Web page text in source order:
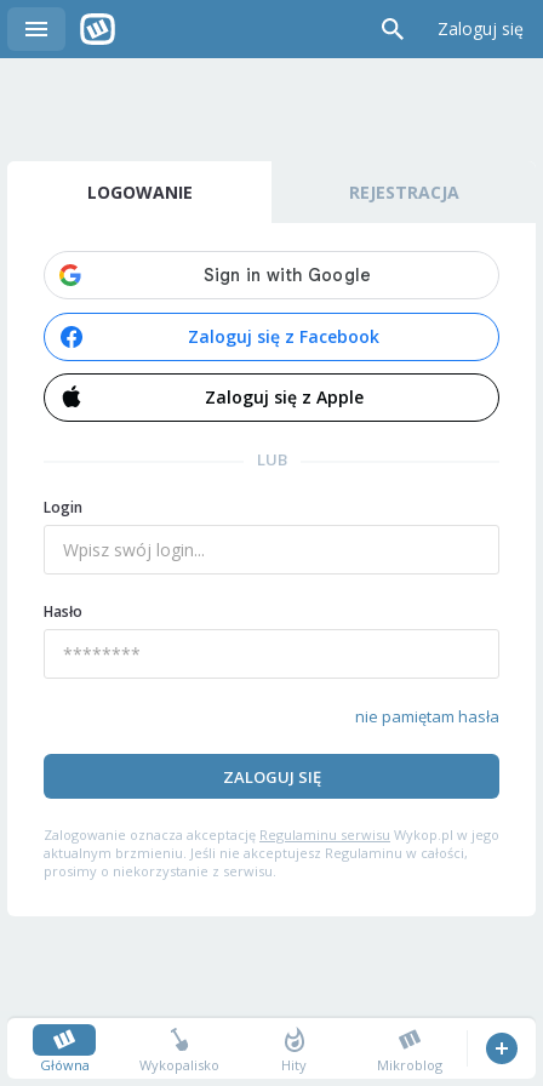
Zaloguj się
LOGOWANIE REJESTRACJA
Zaloguj się z Facebook
Zaloguj się z Apple
LUB
Login
Hasło
nie pamiętam hasła
ZALOGUJ SIĘ
Zalogowanie oznacza akceptację Regulaminu serwisu Wykop.pl w jego
aktualnym brzmieniu. Jeśli nie akceptujesz Regulaminu w całości,
prosimy o niekorzystanie z serwisu.
Główna Wykopalisko Hity Mikroblog